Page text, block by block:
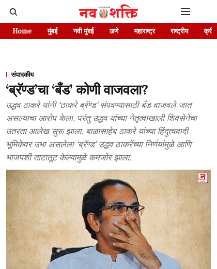
Home मुंबई नवी मुंबई ठाणे महाराष्ट्र राष्ट्रीय
संपादकीय
‘ब्रॅण्ड’चा ‘बँड’ कोणी वाजवला?
उद्धव ठाकरे यांनी ‘ठाकरे ब्रॅण्ड’ संपवण्यासाठी बँड वाजवले जात
असल्याचा आरोप केला. परंतु उद्धव यांच्या नेतृत्वाखाली शिवसेनेचा
उतरता आलेख सुरू झाला. बाळासाहेब ठाकरे यांच्या हिंदुत्ववादी
भूमिकेवर उभा असलेला ‘ब्रॅण्ड’ उद्धव ठाकरेंच्या निर्णयांमुळे आणि
भाजपशी ताटातूट केल्यामुळे कमजोर झाला.